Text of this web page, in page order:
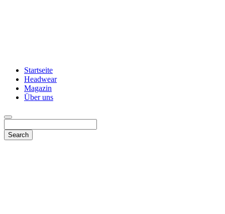
Startseite
Headwear
Magazin
Über uns